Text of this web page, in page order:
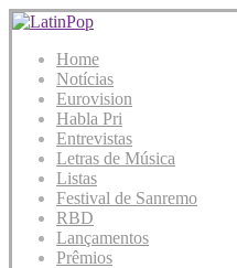
Home
Notícias
Eurovision
Habla Pri
Entrevistas
Letras de Música
Listas
Festival de Sanremo
RBD
Lançamentos
Prêmios